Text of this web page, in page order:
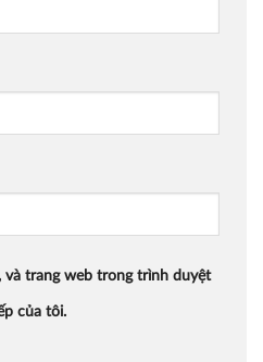
và trang web trong trình duyệt
của tôi.